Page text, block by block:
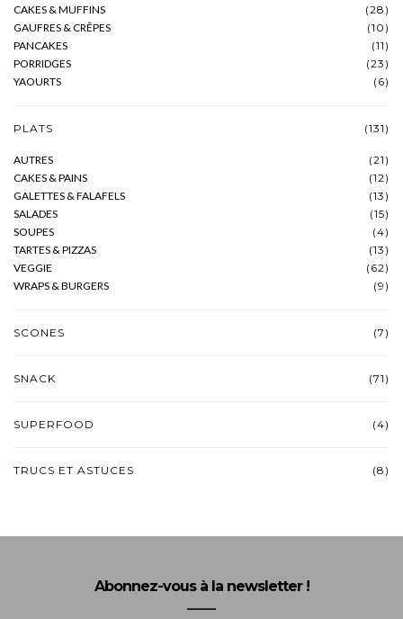
CAKES & MUFFINS
(28)
GAUFRES & CRÊPES
(10)
PANCAKES
(11)
PORRIDGES
(23)
YAOURTS
(6)
PLATS (131)
AUTRES
(21)
CAKES & PAINS
(12)
GALETTES & FALAFELS
(13)
SALADES
(15)
SOUPES
(4)
TARTES & PIZZAS
(13)
VEGGIE
(62)
WRAPS & BURGERS
(9)
SCONES (7)
SNACK (71)
SUPERFOOD (4)
TRUCS ET ASTUCES (8)
Abonnez-vous à la newsletter !